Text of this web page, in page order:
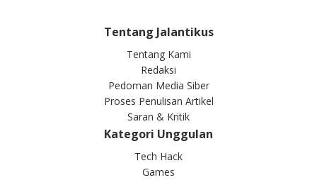
Tentang Jalantikus
Tentang Kami
Redaksi
Pedoman Media Siber
Proses Penulisan Artikel
Saran & Kritik
Kategori Unggulan
Tech Hack
Games